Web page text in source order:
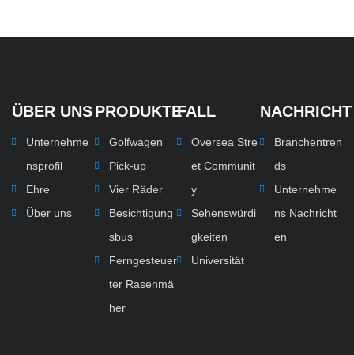
ÜBER UNS
Unternehme
nsprofil
Ehre
Über uns
PRODUKTE
Golfwagen
Pick-up
Vier Räder
Besichtigung
sbus
Ferngesteuer
ter Rasenmä
her
FALL
Oversea Stre
et Communit
y
Sehenswürdi
gkeiten
Universität
NACHRICHT
Branchentren
ds
Unternehme
ns Nachricht
en